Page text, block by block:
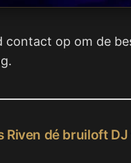
contact op om de
Riven dé bruiloft